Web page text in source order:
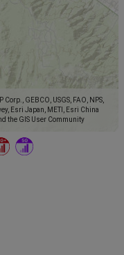
GEBCO, USGS, FAO, NPS,
Esri Japan, METI, Esri China
the GIS User Community